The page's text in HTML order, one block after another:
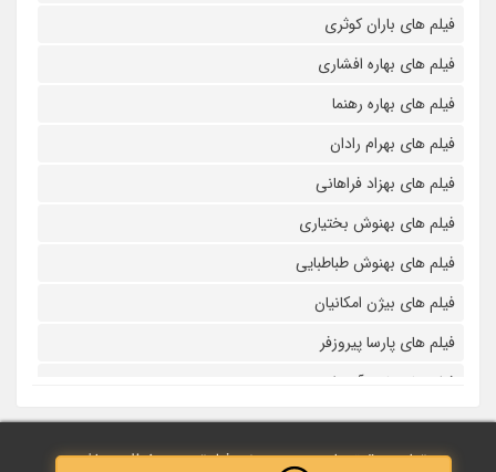
فیلم های باران کوثری
فیلم های بهاره افشاری
فیلم های بهاره رهنما
فیلم های بهرام رادان
فیلم های بهزاد فراهانی
فیلم های بهنوش بختیاری
فیلم های بهنوش طباطبایی
فیلم های بیژن امکانیان
فیلم های پارسا پیروزفر
فیلم های پانته آ بهرام
فیلم های پولاد کیمیایی
فیلم های پویا امینی
تمامی حقوق مادی و معنوی نزد فیلم‌ترین محفوظ می‌باشد.